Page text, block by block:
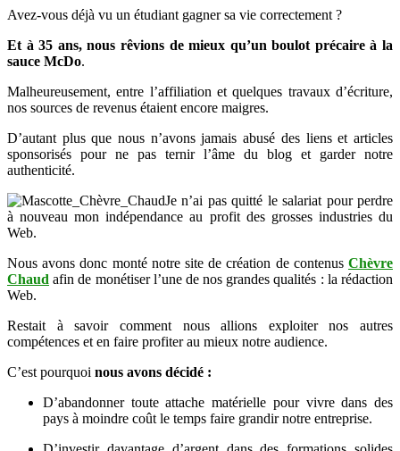
Avez-vous déjà vu un étudiant gagner sa vie correctement ?
Et à 35 ans, nous rêvions de mieux qu’un boulot précaire à la
sauce McDo.
Malheureusement, entre l’affiliation et quelques travaux d’écriture,
nos sources de revenus étaient encore maigres.
D’autant plus que nous n’avons jamais abusé des liens et articles
sponsorisés pour ne pas ternir l’âme du blog et garder notre
authenticité.
Je n’ai pas quitté le salariat pour perdre
à nouveau mon indépendance au profit des grosses industries du
Web.
Nous avons donc monté notre site de création de contenus Chèvre
Chaud afin de monétiser l’une de nos grandes qualités : la rédaction
Web.
Restait à savoir comment nous allions exploiter nos autres
compétences et en faire profiter au mieux notre audience.
C’est pourquoi nous avons décidé :
D’abandonner toute attache matérielle pour vivre dans des
pays à moindre coût le temps faire grandir notre entreprise.